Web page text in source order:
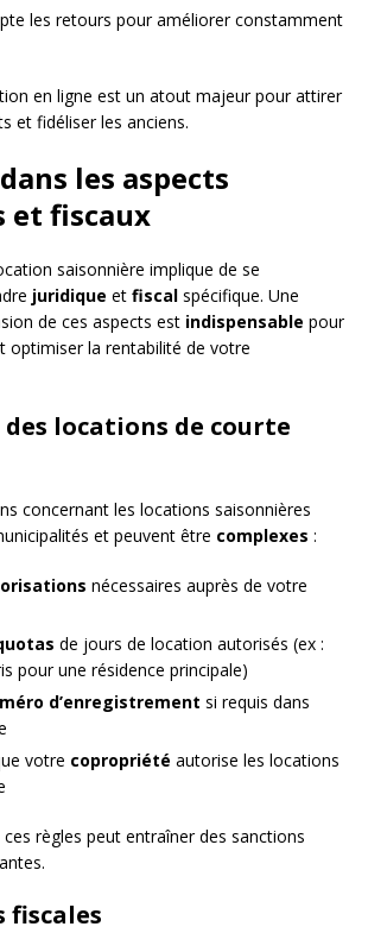
les retours pour améliorer constamment
en ligne est un atout majeur pour attirer
et fidéliser les anciens.
les aspects
et fiscaux
saisonnière implique de se
juridique et fiscal spécifique. Une
de ces aspects est indispensable pour
optimiser la rentabilité de votre
locations de courte
concernant les locations saisonnières
et peuvent être complexes :
nécessaires auprès de votre
de jours de location autorisés (ex :
pour une résidence principale)
d’enregistrement si requis dans
votre copropriété autorise les locations
règles peut entraîner des sanctions
fiscales